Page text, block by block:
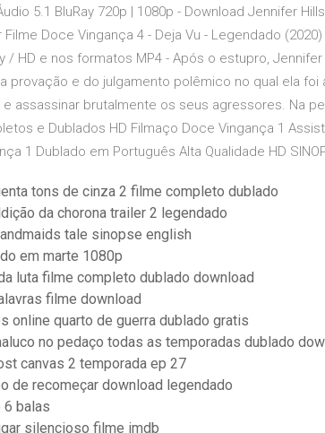
5.1 BluRay 720p | 1080p - Download Jennifer
Filme Doce Vingança 4 - Deja Vu - Legendado
/ HD e nos formatos MP4 - Após o estupro,
provação e do julgamento polêmico no qual ela
e assassinar brutalmente os seus agressores. Na
e Dublados HD Filmaço Doce Vingança 1
1 Dublado em Português Alta Qualidade HD
tons de cinza 2 filme completo dublado
da chorona trailer 2 legendado
tale sinopse english
em marte 1080p
luta filme completo dublado download
filme download
online quarto de guerra dublado gratis
no pedaço todas as temporadas dublado
canvas 2 temporada ep 27
de recomeçar download legendado
6 balas
silencioso filme imdb